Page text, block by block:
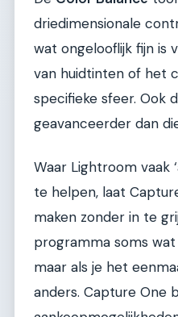
driedimensionale
wat ongelooflijk fijn is
van huidtinten of het
specifieke sfeer. Ook
geavanceerder dan
Waar Lightroom vaak
te helpen, laat
maken zonder in te
programma soms
maar als je het
anders. Capture One